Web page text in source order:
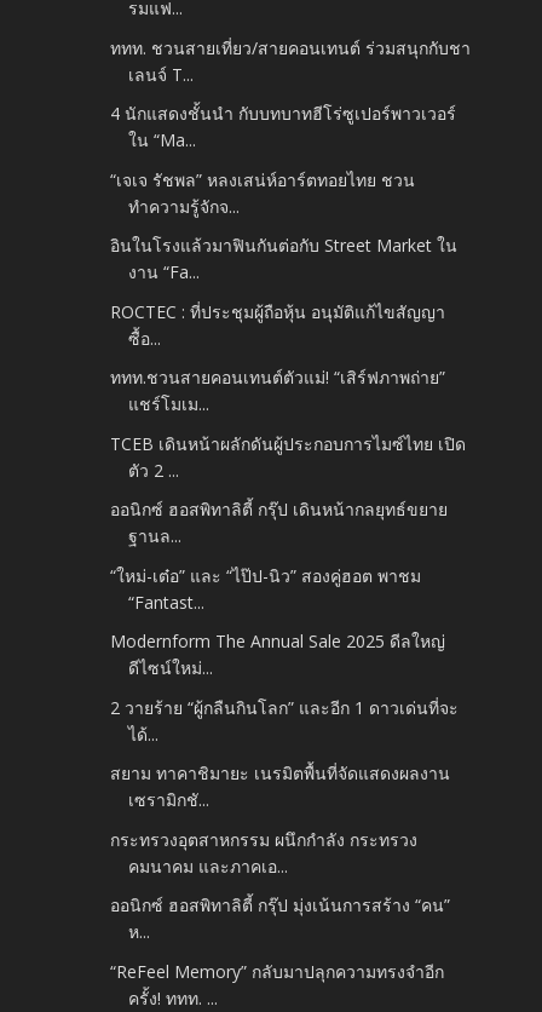
รมแฟ...
ททท. ชวนสายเที่ยว/สายคอนเทนต์ ร่วมสนุกกับชา
เลนจ์ T...
4 นักแสดงชั้นนำ กับบทบาทฮีโร่ซูเปอร์พาวเวอร์
ใน “Ma...
“เจเจ รัชพล” หลงเสน่ห์อาร์ตทอยไทย ชวน
ทำความรู้จักจ...
อินในโรงแล้วมาฟินกันต่อกับ Street Market ใน
งาน “Fa...
ROCTEC : ที่ประชุมผู้ถือหุ้น อนุมัติแก้ไขสัญญา
ซื้อ...
ททท.ชวนสายคอนเทนต์ตัวแม่! “เสิร์ฟภาพถ่าย”
แชร์โมเม...
TCEB เดินหน้าผลักดันผู้ประกอบการไมซ์ไทย เปิด
ตัว 2 ...
ออนิกซ์ ฮอสพิทาลิตี้ กรุ๊ป เดินหน้ากลยุทธ์ขยาย
ฐานล...
“ใหม่-เต๋อ” และ “ไป๊ป-นิว” สองคู่ฮอต พาชม
“Fantast...
Modernform The Annual Sale 2025 ดีลใหญ่
ดีไซน์ใหม่...
2 วายร้าย “ผู้กลืนกินโลก” และอีก 1 ดาวเด่นที่จะ
ได้...
สยาม ทาคาชิมายะ เนรมิตพื้นที่จัดแสดงผลงาน
เซรามิกชั...
กระทรวงอุตสาหกรรม ผนึกกำลัง กระทรวง
คมนาคม และภาคเอ...
ออนิกซ์ ฮอสพิทาลิตี้ กรุ๊ป มุ่งเน้นการสร้าง “คน”
ห...
“ReFeel Memory” กลับมาปลุกความทรงจำอีก
ครั้ง! ททท. ...